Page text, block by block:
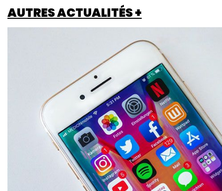
AUTRES ACTUALITÉS +